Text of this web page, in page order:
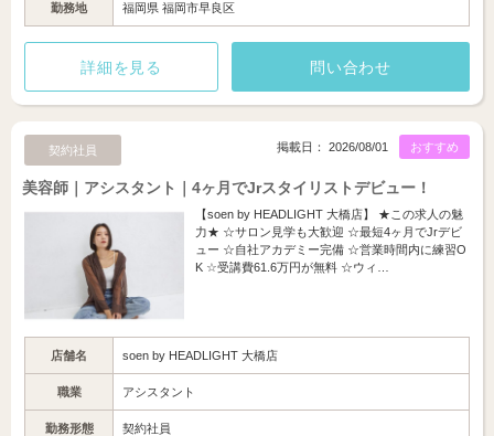
勤務地 福岡県 福岡市早良区
詳細を見る 問い合わせ
契約社員 おすすめ
掲載日： 2026/08/01
美容師｜アシスタント｜4ヶ月でJrスタイリストデビュー！
【soen by HEADLIGHT 大橋店】 ★この求人の魅
力★ ☆サロン見学も大歓迎 ☆最短4ヶ月でJrデビ
ュー ☆自社アカデミー完備 ☆営業時間内に練習O
K ☆受講費61.6万円が無料 ☆ウィ…
店舗名 soen by HEADLIGHT 大橋店
職業 アシスタント
勤務形態 契約社員